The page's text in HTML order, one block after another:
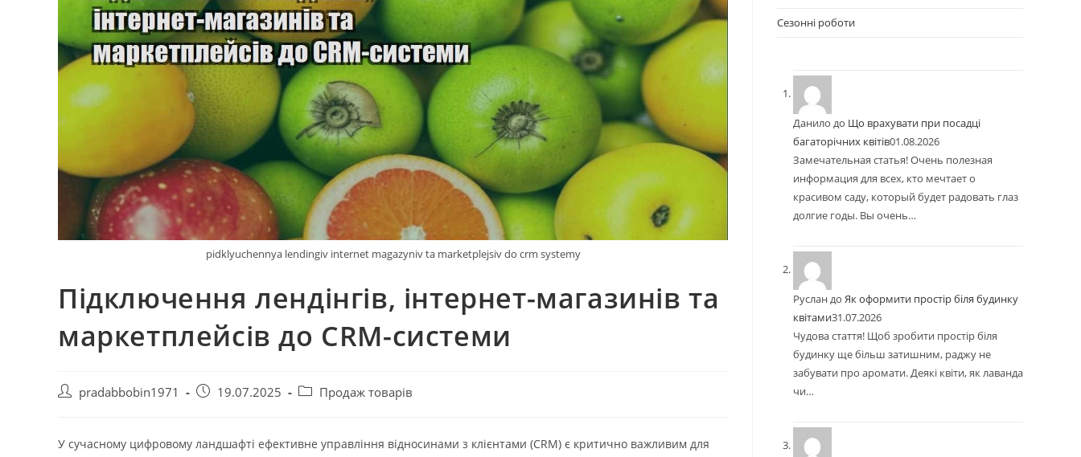
pidklyuchennya lendingiv internet magazyniv ta marketplejsiv do crm systemy
Підключення лендінгів, інтернет-магазинів та
маркетплейсів до CRM-системи
Авторpradabbobin1971
Запис19.07.2025
Категорія
Продаж товарів
У сучасному цифровому ландшафті ефективне управління відносинами з клієнтами (CRM) є критично важливим для
Сезонні роботи
Данило до Що врахувати при посадці
багаторічних квітів01.08.2026
Замечательная статья! Очень полезная
информация для всех, кто мечтает о
красивом саду, который будет радовать глаз
долгие годы. Вы очень…
Руслан до Як оформити простір біля будинку
квітами31.07.2026
Чудова стаття! Щоб зробити простір біля
будинку ще більш затишним, раджу не
забувати про аромати. Деякі квіти, як лаванда
чи…